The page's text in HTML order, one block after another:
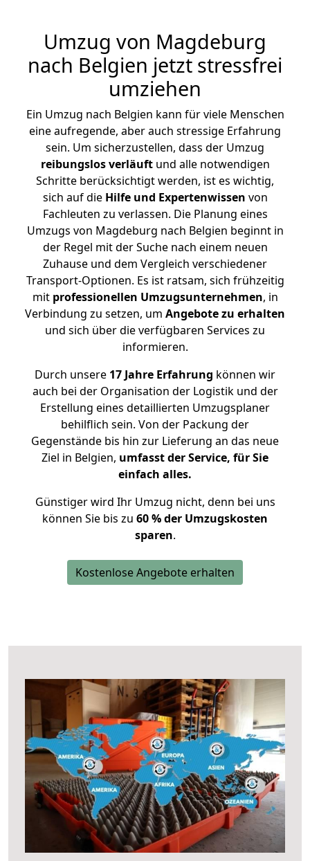
Umzug von Magdeburg
nach Belgien jetzt stressfrei
umziehen
Ein Umzug nach Belgien kann für viele Menschen
eine aufregende, aber auch stressige Erfahrung
sein. Um sicherzustellen, dass der Umzug
reibungslos verläuftund alle notwendigen
Schritte berücksichtigt werden, ist es wichtig,
sich auf die Hilfe und Expertenwissen von
Fachleuten zu verlassen. Die Planung eines
Umzugs von Magdeburg nach Belgien beginnt in
der Regel mit der Suche nach einem neuen
Zuhause und dem Vergleich verschiedener
Transport-Optionen. Es ist ratsam, sich frühzeitig
mit professionellen Umzugsunternehmen, in
Verbindung zu setzen, um Angebote zu erhalten
und sich über die verfügbaren Services zu
informieren.
Durch unsere 17 Jahre Erfahrung können wir
auch bei der Organisation der Logistik und der
Erstellung eines detaillierten Umzugsplaner
behilflich sein. Von der Packung der
Gegenstände bis hin zur Lieferung an das neue
Ziel in Belgien, umfasst der Service, für Sie
einfach alles.
Günstiger wird Ihr Umzug nicht, denn bei uns
können Sie bis zu 60 % der Umzugskosten
sparen.
Kostenlose Angebote erhalten